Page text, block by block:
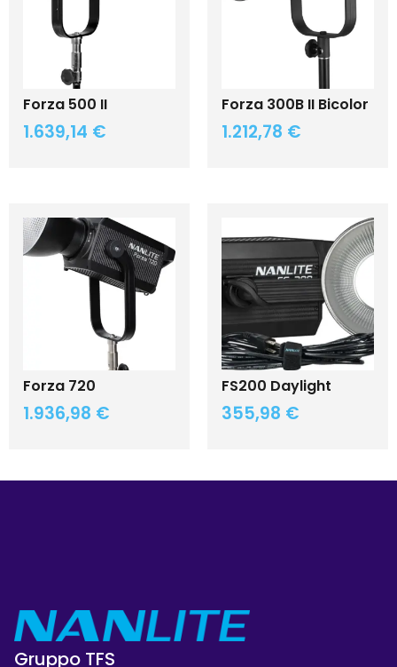
Forza 500 II
1.639,14 €
Forza 300B II Bicolor
1.212,78 €
Forza 720
1.936,98 €
FS200 Daylight
355,98 €
Gruppo TFS